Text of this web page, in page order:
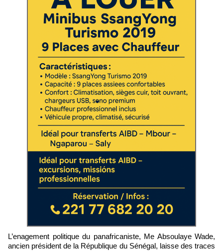
L’enagement politique du panafricaniste, Me Absoulaye Wade,
ancien président de la République du Sénégal, laisse des traces